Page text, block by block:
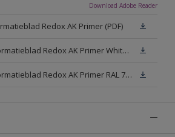
Download Adobe Reader
Redox AK Primer (PDF)
Veiligheidsinformatieblad Redox AK Primer White (MSDS)
Veiligheidsinformatieblad Redox AK Primer RAL 7042 (MSDS)